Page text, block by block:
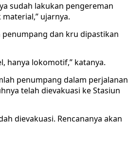
sudah lakukan pengereman
ujarnya.
dan kru dipastikan
hanya lokomotif,” katanya.
penumpang dalam perjalanan
telah dievakuasi ke Stasiun
dievakuasi. Rencananya akan